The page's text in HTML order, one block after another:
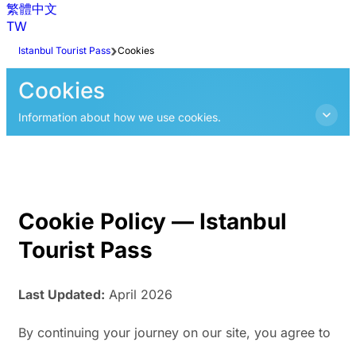
繁體中文
TW
Istanbul Tourist Pass Cookies
Cookies
Information about how we use cookies.
Cookie Policy — Istanbul
Tourist Pass
Last Updated: April 2026
By continuing your journey on our site, you agree to